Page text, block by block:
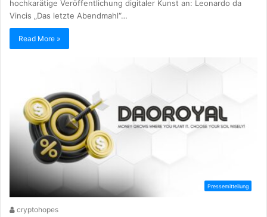
hochkarätige Veröffentlichung digitaler Kunst an: Leonardo da
Vincis „Das letzte Abendmahl“…
Read More »
Pressemitteilung
cryptohopes